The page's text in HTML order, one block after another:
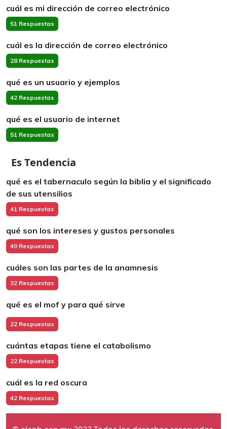
cuál es mi dirección de correo electrónico
51 Respuestas
cuál es la dirección de correo electrónico
28 Respuestas
qué es un usuario y ejemplos
42 Respuestas
qué es el usuario de internet
51 Respuestas
Es Tendencia
qué es el tabernaculo según la biblia y el significado
de sus utensilios
41 Respuestas
qué son los intereses y gustos personales
49 Respuestas
cuáles son las partes de la anamnesis
32 Respuestas
qué es el mof y para qué sirve
22 Respuestas
cuántas etapas tiene el catabolismo
22 Respuestas
cuál es la red oscura
42 Respuestas